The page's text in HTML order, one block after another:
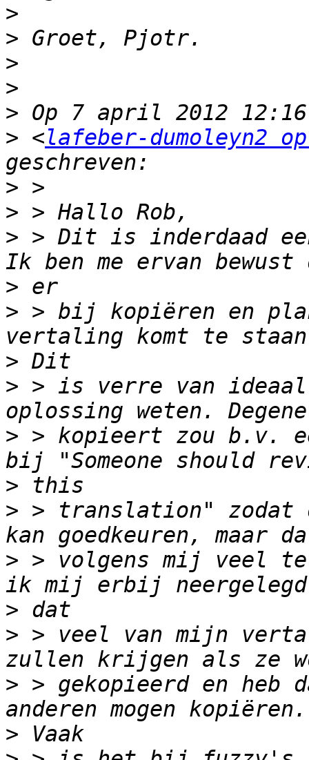
>
>
>
>
>
> <lafeber-dumoleyn2
>
>
> > Dit is inderdaad
>
> > bij kopiëren en
>
> > is verre van
> > kopieert zou b.v.
>
> > translation" zodat
> > volgens mij veel
>
> > veel van mijn
> > gekopieerd en heb
>